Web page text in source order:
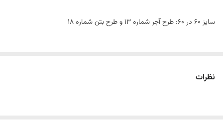
سایز ۶٠ در 60: طرح آجر شماره 13 و طرح بتن شماره 18
نظرات